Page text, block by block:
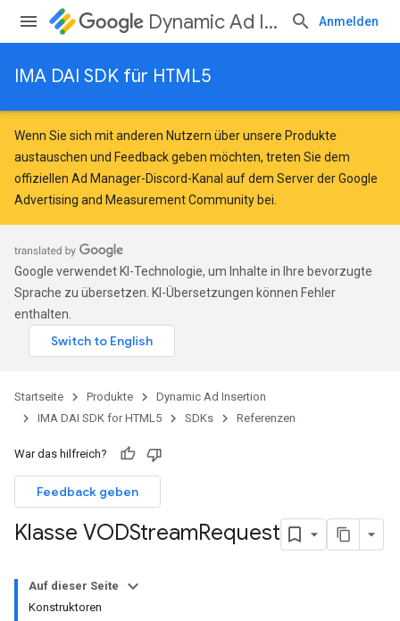
Dynamic Ad Insertion Anmelden
IMA DAI SDK für HTML5
Wenn Sie sich mit anderen Nutzern über unsere Produkte
austauschen und Feedback geben möchten, treten Sie dem
offiziellen Ad Manager-Discord-Kanal auf dem Server derGoogle
Advertising and Measurement Community bei.
Google verwendet KI-Technologie, um Inhalte in Ihre bevorzugte
Sprache zu übersetzen. KI-Übersetzungen können Fehler
enthalten.
Startseite Produkte
Dynamic Ad Insertion
IMA DAI SDK for HTML5
SDKs Referenzen
War das hilfreich?
Feedback geben
Klasse VODStreamRequest
Auf dieser Seite
Konstruktoren